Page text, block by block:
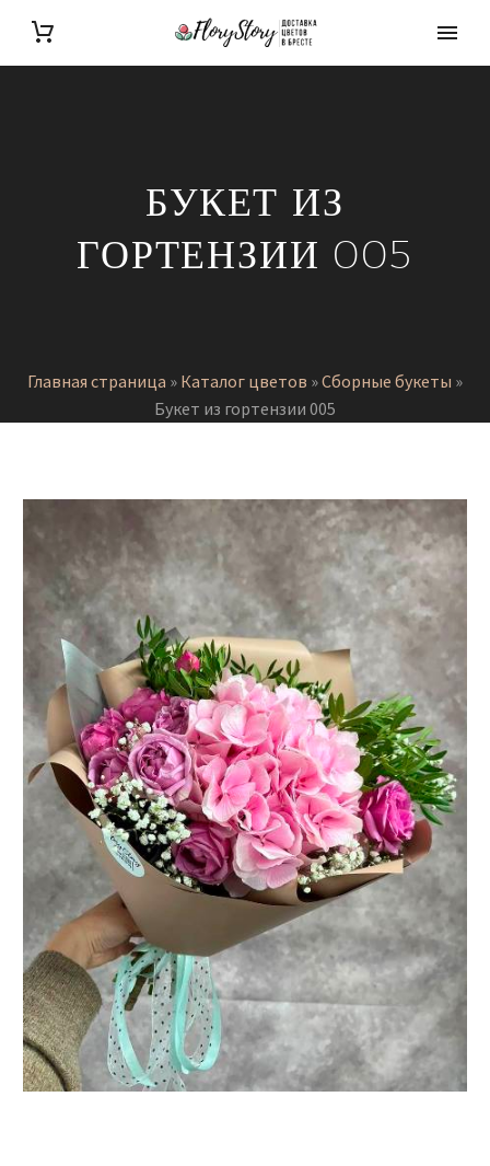
БУКЕТ ИЗ
ГОРТЕНЗИИ 005
Главная страница » Каталог цветов »Сборные букеты »
Букет из гортензии 005